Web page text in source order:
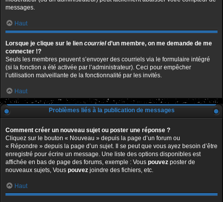
messages.
Haut
Lorsque je clique sur le lien courrield’un membre, on me demande de me
connecter !?
Seuls les membres peuvent s’envoyer des courriels via le formulaire intégré
(si la fonction a été activée par l’administrateur). Ceci pour empêcher
l’utilisation malveillante de la fonctionnalité par les invités.
Haut
Problèmes liés à la publication de messages
Comment créer un nouveau sujet ou poster une réponse ?
Cliquez sur le bouton « Nouveau » depuis la page d’un forum ou
« Répondre » depuis la page d’un sujet. Il se peut que vous ayez besoin d’être
enregistré pour écrire un message. Une liste des options disponibles est
affichée en bas de page des forums, exemple : Vous pouvez poster de
nouveaux sujets, Vous pouvez joindre des fichiers, etc.
Haut